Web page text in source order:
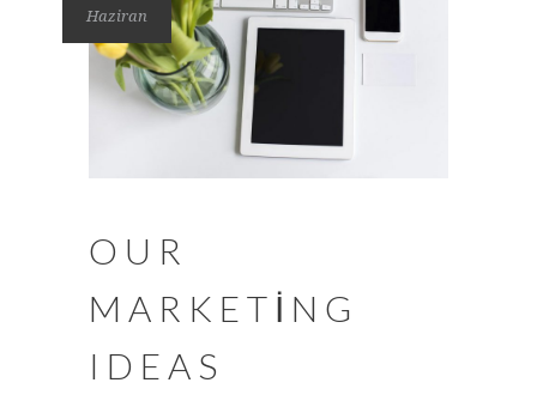
Haziran
OUR
MARKETING
IDEAS